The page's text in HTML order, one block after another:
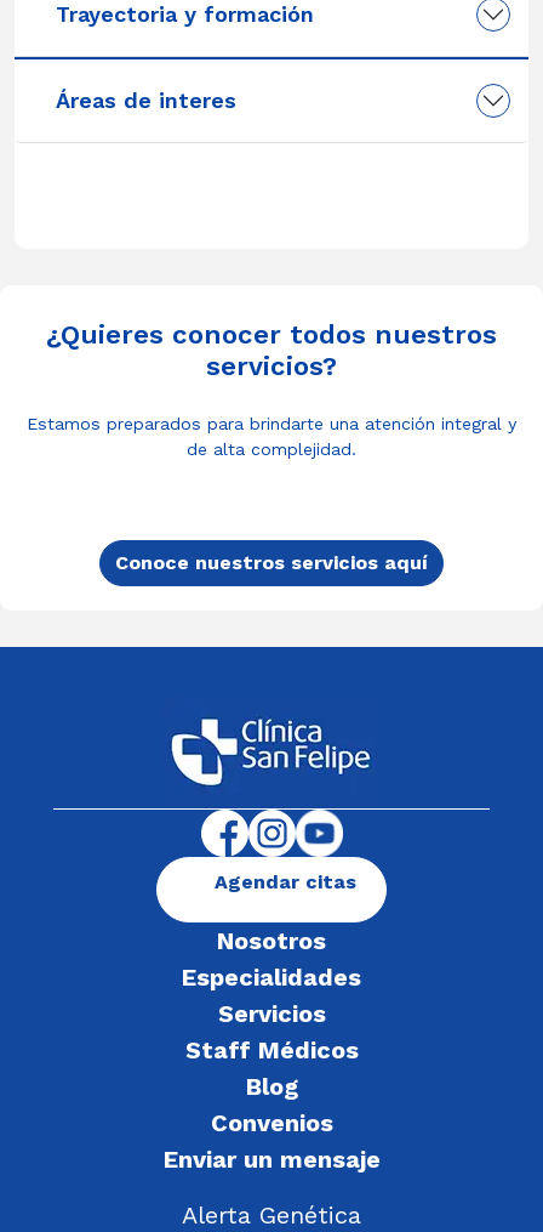
Trayectoria y formación
Áreas de interes
¿Quieres conocer todos nuestros
servicios?
Estamos preparados para brindarte una atención integral y
de alta complejidad.
Conoce nuestros servicios aquí
Nosotros
Especialidades
Servicios
Staff Médicos
Blog
Convenios
Enviar un mensaje
Alerta Genética
Agendar citas